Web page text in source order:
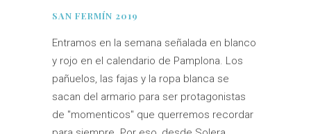
SAN FERMÍN 2019
Entramos en la semana señalada en blanco
y rojo en el calendario de Pamplona. Los
pañuelos, las fajas y la ropa blanca se
sacan del armario para ser protagonistas
de "momenticos" que querremos recordar